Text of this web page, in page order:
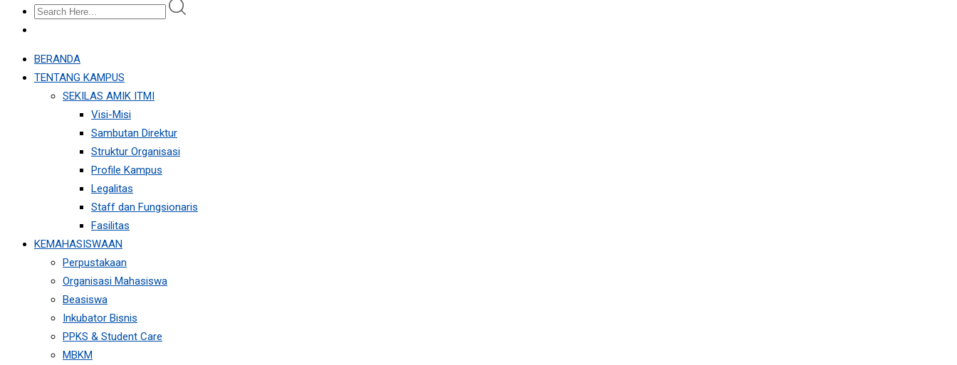
BERANDA
TENTANG KAMPUS
SEKILAS AMIK ITMI
Visi-Misi
Sambutan Direktur
Struktur Organisasi
Profile Kampus
Legalitas
Staff dan Fungsionaris
Fasilitas
KEMAHASISWAAN
Perpustakaan
Organisasi Mahasiswa
Beasiswa
Inkubator Bisnis
PPKS & Student Care
MBKM